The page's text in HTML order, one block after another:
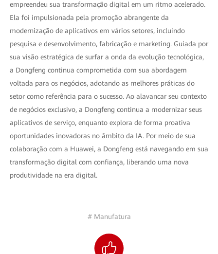
empreendeu sua transformação digital em um ritmo acelerado.
Ela foi impulsionada pela promoção abrangente da
modernização de aplicativos em vários setores, incluindo
pesquisa e desenvolvimento, fabricação e marketing. Guiada por
sua visão estratégica de surfar a onda da evolução tecnológica,
a Dongfeng continua comprometida com sua abordagem
voltada para os negócios, adotando as melhores práticas do
setor como referência para o sucesso. Ao alavancar seu contexto
de negócios exclusivo, a Dongfeng continua a modernizar seus
aplicativos de serviço, enquanto explora de forma proativa
oportunidades inovadoras no âmbito da IA. Por meio de sua
colaboração com a Huawei, a Dongfeng está navegando em sua
transformação digital com confiança, liberando uma nova
produtividade na era digital.
# Manufatura